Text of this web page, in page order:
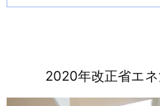
2020年改正省エ